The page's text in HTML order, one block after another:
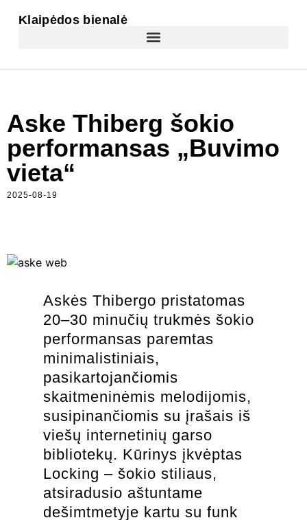
Klaipėdos bienalė
Aske Thiberg šokio
performansas „Buvimo
vieta“
2025-08-19
Askės Thibergo pristatomas
20–30 minučių trukmės šokio
performansas paremtas
minimalistiniais,
pasikartojančiomis
skaitmeninėmis melodijomis,
susipinančiomis su įrašais iš
viešų internetinių garso
bibliotekų. Kūrinys įkvėptas
Locking – šokio stiliaus,
atsiradusio aštuntame
dešimtmetyje kartu su funk